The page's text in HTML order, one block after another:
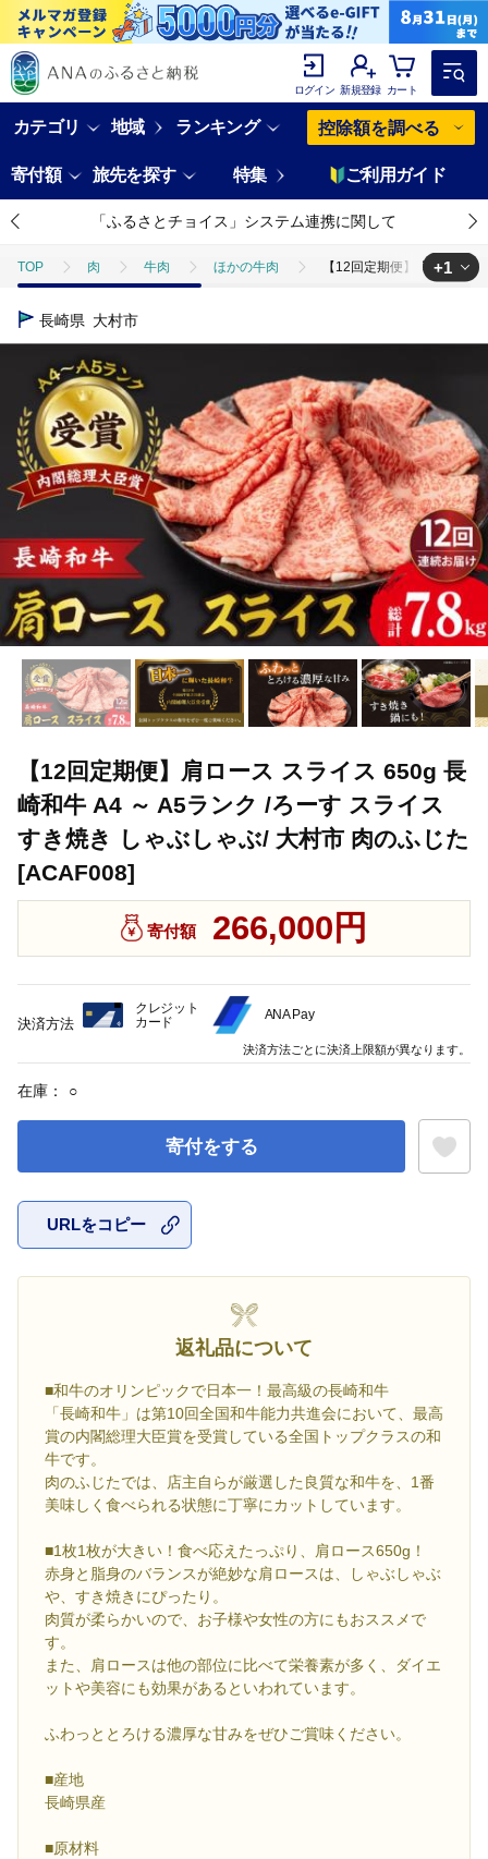
ログイン 新規登録 カート
カテゴリ 地域 ランキング 控除額を調べる
寄付額 旅先を探す 特集 ご利用ガイド
「ふるさとチョイス」システム連携に関して
TOP 肉 牛肉 ほかの牛肉 【12回定期便】肩ロース
TOP
+1
長崎県 大村市
【12回定期便】肩ロース スライス 650g 長
崎和牛 A4 ～ A5ランク /ろーす スライス
すき焼き しゃぶしゃぶ/ 大村市 肉のふじた
[ACAF008]
寄付額 266,000円
在庫： ○
寄付をする
URLをコピー
返礼品について
■和牛のオリンピックで日本一！最高級の長崎和牛
「長崎和牛」は第10回全国和牛能力共進会において、最高
賞の内閣総理大臣賞を受賞している全国トップクラスの和
牛です。
肉のふじたでは、店主自らが厳選した良質な和牛を、1番
美味しく食べられる状態に丁寧にカットしています。
■1枚1枚が大きい！食べ応えたっぷり、肩ロース650g！
赤身と脂身のバランスが絶妙な肩ロースは、しゃぶしゃぶ
や、すき焼きにぴったり。
肉質が柔らかいので、お子様や女性の方にもおススメで
す。
また、肩ロースは他の部位に比べて栄養素が多く、ダイエ
ットや美容にも効果があるといわれています。
ふわっととろける濃厚な甘みをぜひご賞味ください。
■産地
長崎県産
■原材料
決済方法
クレジット
カード
ANA Pay
決済方法ごとに決済上限額が異なります。